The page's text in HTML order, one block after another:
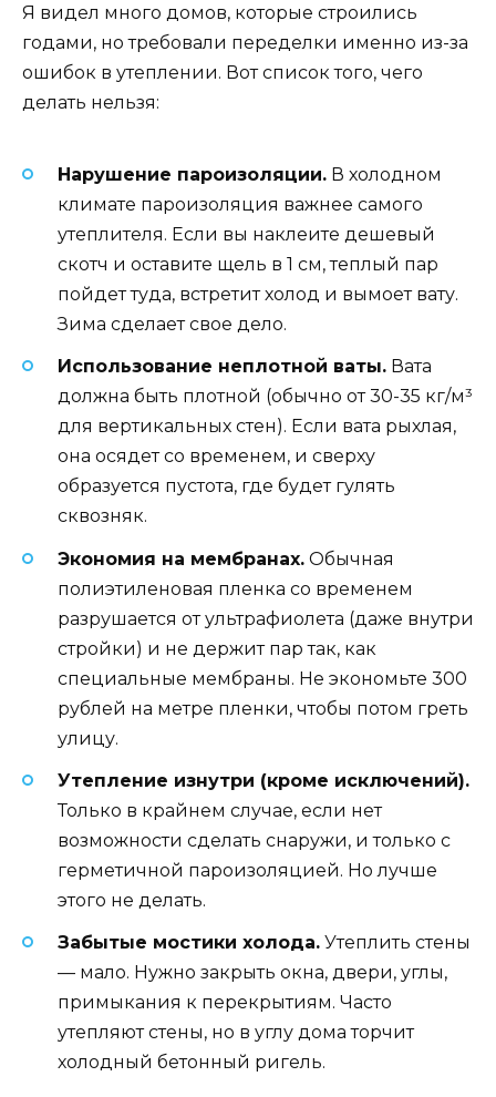
Я видел много домов, которые строились
годами, но требовали переделки именно из-за
ошибок в утеплении. Вот список того, чего
делать нельзя:
Нарушение пароизоляции. В холодном
климате пароизоляция важнее самого
утеплителя. Если вы наклеите дешевый
скотч и оставите щель в 1 см, теплый пар
пойдет туда, встретит холод и вымоет вату.
Зима сделает свое дело.
Использование неплотной ваты. Вата
должна быть плотной (обычно от 30-35 кг/м³
для вертикальных стен). Если вата рыхлая,
она осядет со временем, и сверху
образуется пустота, где будет гулять
сквозняк.
Экономия на мембранах. Обычная
полиэтиленовая пленка со временем
разрушается от ультрафиолета (даже внутри
стройки) и не держит пар так, как
специальные мембраны. Не экономьте 300
рублей на метре пленки, чтобы потом греть
улицу.
Утепление изнутри (кроме исключений).
Только в крайнем случае, если нет
возможности сделать снаружи, и только с
герметичной пароизоляцией. Но лучше
этого не делать.
Забытые мостики холода. Утеплить стены
— мало. Нужно закрыть окна, двери, углы,
примыкания к перекрытиям. Часто
утепляют стены, но в углу дома торчит
холодный бетонный ригель.